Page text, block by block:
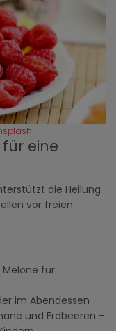
eine
die Heilung
vor freien
Melone für
im Abendessen
und Erdbeeren –